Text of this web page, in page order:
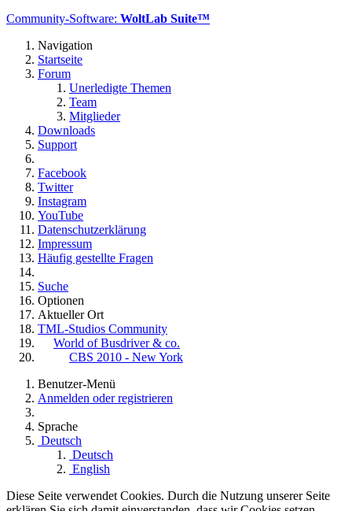
Community-Software: WoltLab Suite™
Navigation
Startseite
Forum
Unerledigte Themen
Team
Mitglieder
Downloads
Support
Facebook
Twitter
Instagram
YouTube
Datenschutzerklärung
Impressum
Häufig gestellte Fragen
Suche
Optionen
Aktueller Ort
TML-Studios Community
World of Busdriver & co.
CBS 2010 - New York
Benutzer-Menü
Anmelden oder registrieren
Sprache
Deutsch
Deutsch
English
Diese Seite verwendet Cookies. Durch die Nutzung unserer Seite